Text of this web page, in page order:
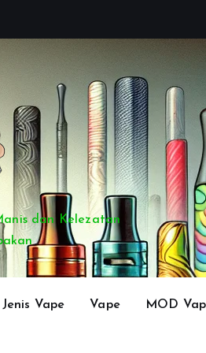
dan Kelezatan
Jenis Vape Vape MOD